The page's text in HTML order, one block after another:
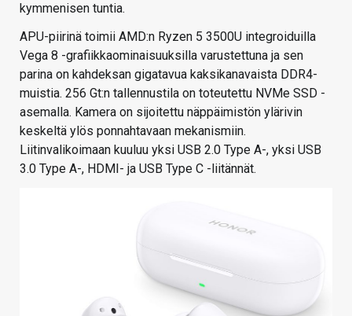
kymmenisen tuntia.
APU-piirinä toimii AMD:n Ryzen 5 3500U integroiduilla
Vega 8 -grafiikkaominaisuuksilla varustettuna ja sen
parina on kahdeksan gigatavua kaksikanavaista DDR4-
muistia. 256 Gt:n tallennustila on toteutettu NVMe SSD -
asemalla. Kamera on sijoitettu näppäimistön ylärivin
keskeltä ylös ponnahtavaan mekanismiin.
Liitinvalikoimaan kuuluu yksi USB 2.0 Type A-, yksi USB
3.0 Type A-, HDMI- ja USB Type C -liitännät.